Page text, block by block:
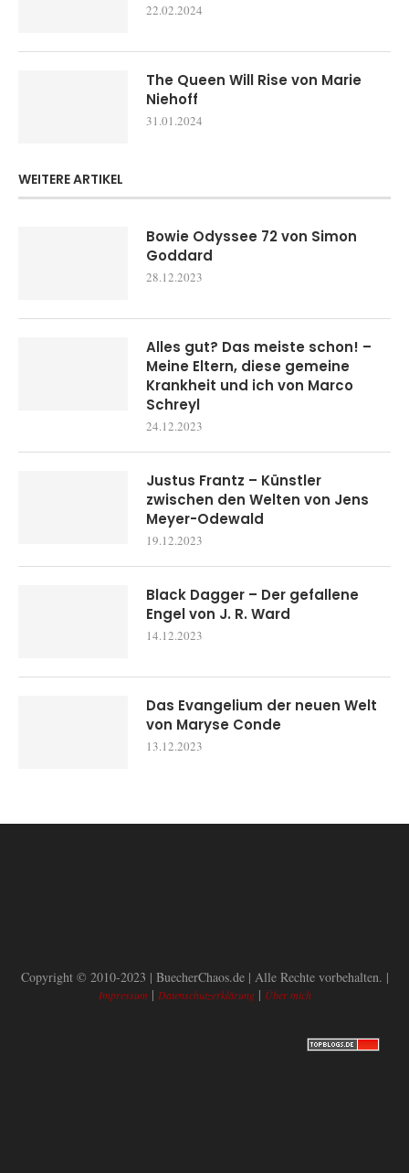
22.02.2024
The Queen Will Rise von Marie
Niehoff
31.01.2024
WEITERE ARTIKEL
Bowie Odyssee 72 von Simon
Goddard
28.12.2023
Alles gut? Das meiste schon! –
Meine Eltern, diese gemeine
Krankheit und ich von Marco
Schreyl
24.12.2023
Justus Frantz – Künstler
zwischen den Welten von Jens
Meyer-Odewald
19.12.2023
Black Dagger – Der gefallene
Engel von J. R. Ward
14.12.2023
Das Evangelium der neuen Welt
von Maryse Conde
13.12.2023
Copyright © 2010-2023 | BuecherChaos.de | Alle Rechte vorbehalten. |
Impressum | Datenschutzerklärung| Über mich